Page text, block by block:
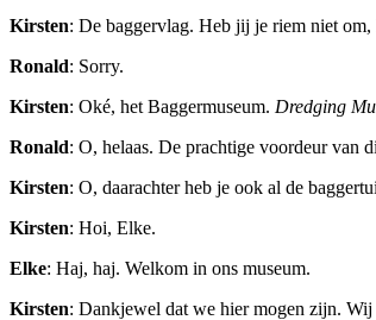
Kirsten: De baggervlag. Heb jij je riem niet om,
Ronald: Sorry.
Kirsten: Oké, het Baggermuseum. Dredging
Ronald: O, helaas. De prachtige voordeur van
Kirsten: O, daarachter heb je ook al de
Kirsten: Hoi, Elke.
Elke: Haj, haj. Welkom in ons museum.
Kirsten: Dankjewel dat we hier mogen zijn.